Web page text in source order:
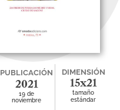
PUBLICACIÓN
2021
19 de
noviembre
DIMENSIÓN
15x21
tamaño
estándar